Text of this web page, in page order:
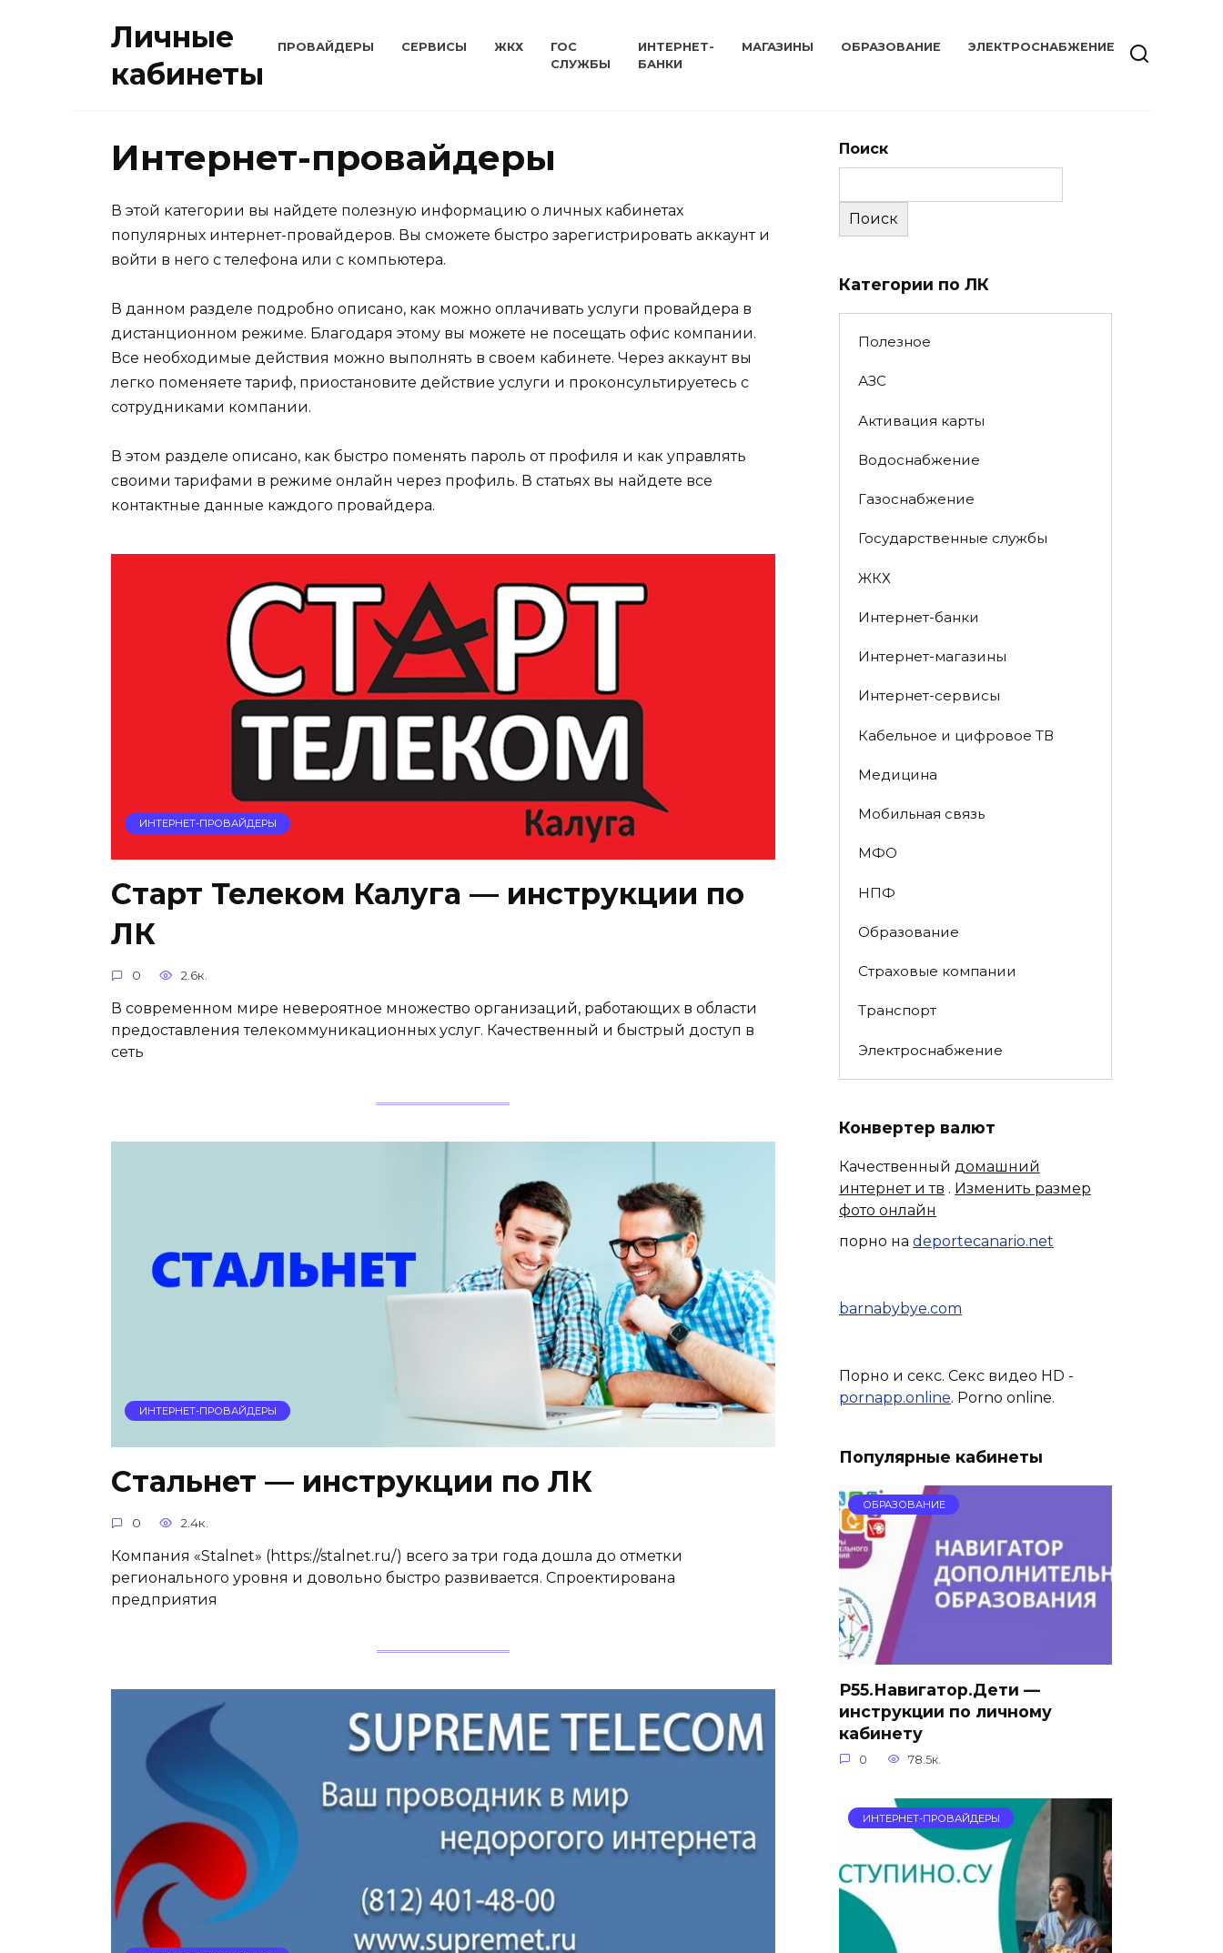
Личные
кабинеты
ПРОВАЙДЕРЫ СЕРВИСЫ ЖКХ
ГОС
СЛУЖБЫ
ИНТЕРНЕТ-
БАНКИ
МАГАЗИНЫ ОБРАЗОВАНИЕ ЭЛЕКТРОСНАБЖЕНИЕ
Интернет-провайдеры
В этой категории вы найдете полезную информацию о личных кабинетах
популярных интернет-провайдеров. Вы сможете быстро зарегистрировать аккаунт и
войти в него с телефона или с компьютера.
В данном разделе подробно описано, как можно оплачивать услуги провайдера в
дистанционном режиме. Благодаря этому вы можете не посещать офис компании.
Все необходимые действия можно выполнять в своем кабинете. Через аккаунт вы
легко поменяете тариф, приостановите действие услуги и проконсультируетесь с
сотрудниками компании.
В этом разделе описано, как быстро поменять пароль от профиля и как управлять
своими тарифами в режиме онлайн через профиль. В статьях вы найдете все
контактные данные каждого провайдера.
ИНТЕРНЕТ-ПРОВАЙДЕРЫ
Старт Телеком Калуга — инструкции по
ЛК
0 2.6к.
В современном мире невероятное множество организаций, работающих в области
предоставления телекоммуникационных услуг. Качественный и быстрый доступ в
сеть
ИНТЕРНЕТ-ПРОВАЙДЕРЫ
Стальнет — инструкции по ЛК
0 2.4к.
Компания «Stalnet» (https://stalnet.ru/) всего за три года дошла до отметки
регионального уровня и довольно быстро развивается. Спроектирована
предприятия
Поиск
Поиск
Категории по ЛК
Полезное
АЗС
Активация карты
Водоснабжение
Газоснабжение
Государственные службы
ЖКХ
Интернет-банки
Интернет-магазины
Интернет-сервисы
Кабельное и цифровое ТВ
Медицина
Мобильная связь
МФО
НПФ
Образование
Страховые компании
Транспорт
Электроснабжение
Конвертер валют
Качественный домашний
интернет и тв . Изменить размер
фото онлайн
порно на deportecanario.net
barnabybye.com
Порно и секс. Секс видео HD -
pornapp.online. Porno online.
Популярные кабинеты
ОБРАЗОВАНИЕ
Р55.Навигатор.Дети —
инструкции по личному
кабинету
0 78.5к.
ИНТЕРНЕТ-ПРОВАЙДЕРЫ